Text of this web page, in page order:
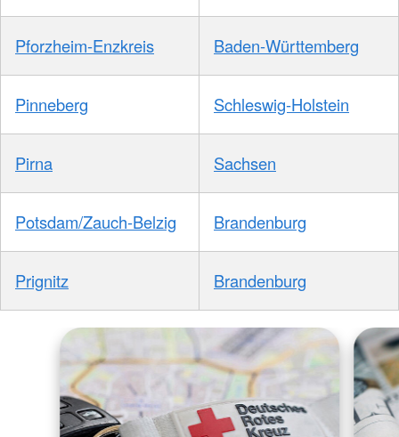
Pforzheim-Enzkreis Baden-Württemberg
Pinneberg Schleswig-Holstein
Pirna Sachsen
Potsdam/Zauch-Belzig Brandenburg
Prignitz Brandenburg